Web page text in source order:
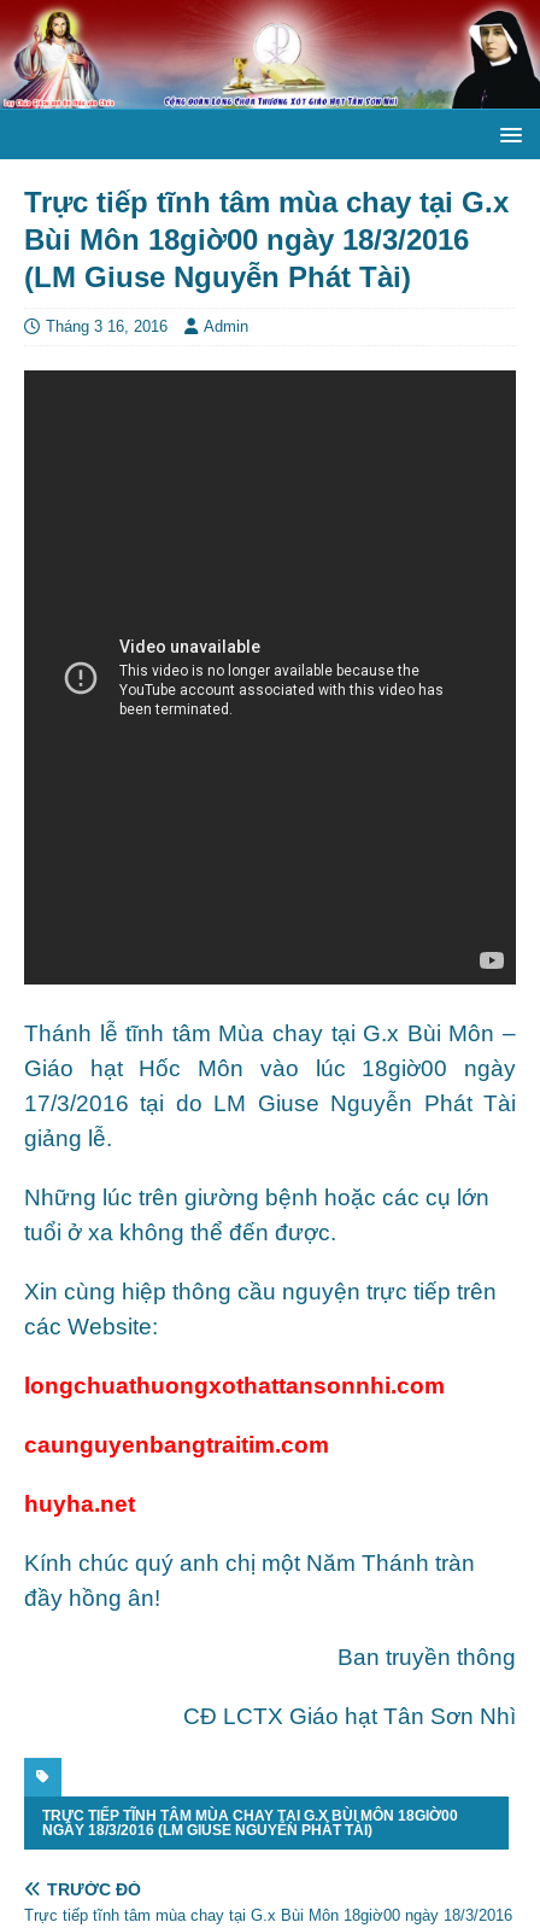
Trực tiếp tĩnh tâm mùa chay tại G.x
Bùi Môn 18giờ00 ngày 18/3/2016
(LM Giuse Nguyễn Phát Tài)
Tháng 3 16, 2016 Admin
Thánh lễ tĩnh tâm Mùa chay tại G.x Bùi Môn –
Giáo hạt Hốc Môn vào lúc 18giờ00 ngày
17/3/2016 tại do LM Giuse Nguyễn Phát Tài
giảng lễ.
Những lúc trên giường bệnh hoặc các cụ lớn
tuổi ở xa không thể đến được.
Xin cùng hiệp thông cầu nguyện trực tiếp trên
các Website:
longchuathuongxothattansonnhi.com
caunguyenbangtraitim.com
huyha.net
Kính chúc quý anh chị một Năm Thánh tràn
đầy hồng ân!
Ban truyền thông
CĐ LCTX Giáo hạt Tân Sơn Nhì
TRỰC TIẾP TĨNH TÂM MÙA CHAY TẠI G.X BÙI MÔN 18GIỜ00
NGÀY 18/3/2016 (LM GIUSE NGUYỄN PHÁT TÀI)
TRƯỚC ĐÓ
Trực tiếp tĩnh tâm mùa chay tại G.x Bùi Môn 18giờ00 ngày 18/3/2016